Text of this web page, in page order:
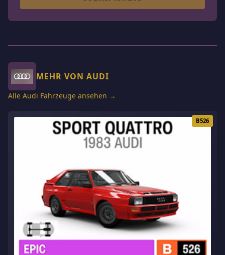
MEHR VON AUDI
Alle Audi Fahrzeuge ansehen →
B526